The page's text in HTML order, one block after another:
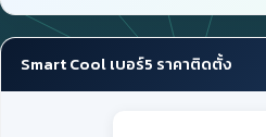
Smart Cool เบอร์5 ราคาติดตั้ง